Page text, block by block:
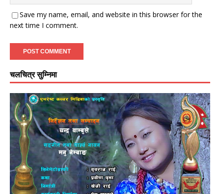
Save my name, email, and website in this browser for the
next time I comment.
चलचित्र सुम्निमा